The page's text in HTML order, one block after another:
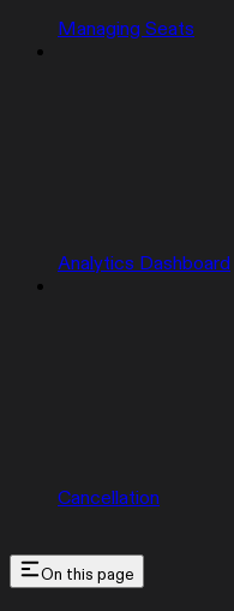
Managing Seats
Analytics Dashboard
Cancellation
On this page